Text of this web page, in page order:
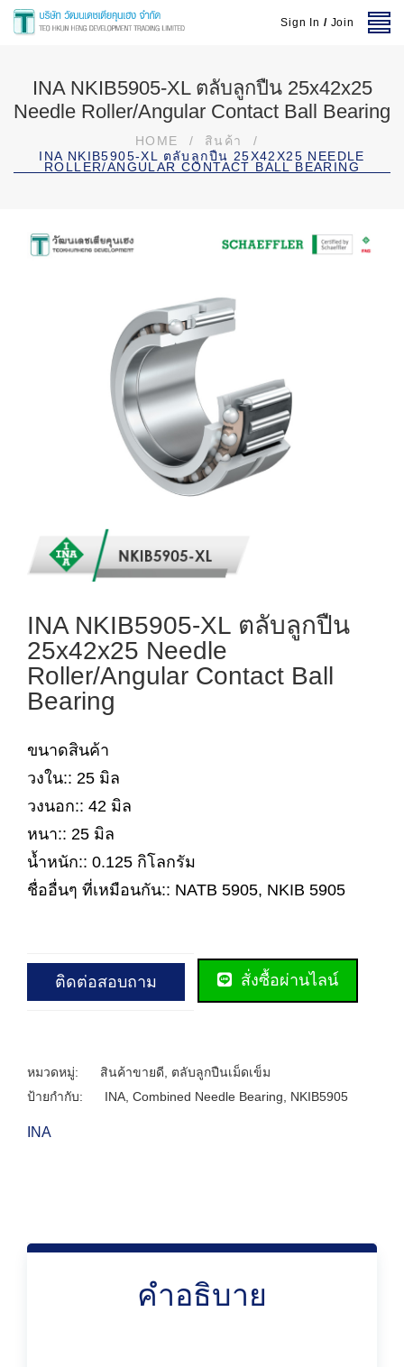
Sign In / Join
INA NKIB5905-XL ตลับลูกปืน 25x42x25
Needle Roller/Angular Contact Ball Bearing
HOME / สินค้า
/
INA NKIB5905-XL ตลับลูกปืน 25X42X25 NEEDLE
ROLLER/ANGULAR CONTACT BALL BEARING
INA NKIB5905-XL ตลับลูกปืน
25x42x25 Needle
Roller/Angular Contact Ball
Bearing
ขนาดสินค้า
วงใน:: 25 มิล
วงนอก:: 42 มิล
หนา:: 25 มิล
น้ำหนัก:: 0.125 กิโลกรัม
ชื่ออื่นๆ ที่เหมือนกัน:: NATB 5905, NKIB 5905
ติดต่อสอบถาม สั่งซื้อผ่านไลน์
หมวดหมู่: สินค้าขายดี
ตลับลูกปืนเม็ดเข็ม
ป้ายกำกับ:
INA Combined Needle Bearing NKIB5905
INA
คำอธิบาย